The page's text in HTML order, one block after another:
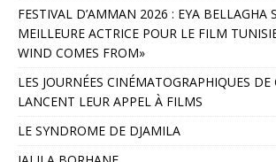
FESTIVAL D’AMMAN 2026 : EYA BELLAGHA
MEILLEURE ACTRICE POUR LE FILM
WIND COMES FROM»
LES JOURNÉES CINÉMATOGRAPHIQUES DE
LANCENT LEUR APPEL À FILMS
LE SYNDROME DE DJAMILA